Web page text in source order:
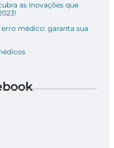
as Inovações que
médico: garanta sua